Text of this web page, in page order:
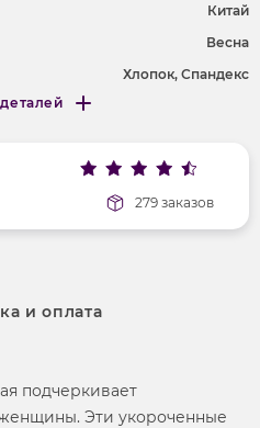
Китай
Весна
Хлопок, Спандекс
текстильный
279 заказов
и оплата
подчеркивает
Эти укороченные